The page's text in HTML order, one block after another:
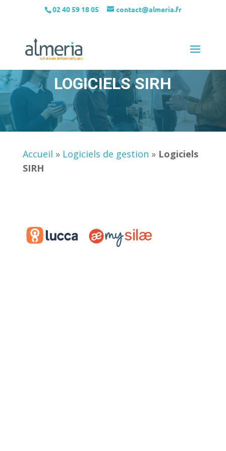
02 40 59 18 05 contact@almeria.fr
LOGICIELS SIRH
Accueil » Logiciels de gestion » Logiciels
SIRH